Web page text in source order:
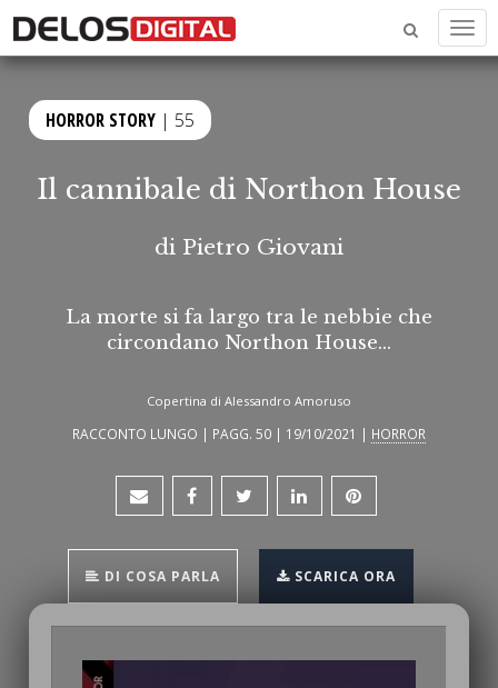
HORROR STORY | 55
Il cannibale di Northon House
di Pietro Giovani
La morte si fa largo tra le nebbie che
circondano Northon House…
Copertina di Alessandro Amoruso
RACCONTO LUNGO | PAGG. 50 | 19/10/2021 | HORROR
DI COSA PARLA SCARICA ORA